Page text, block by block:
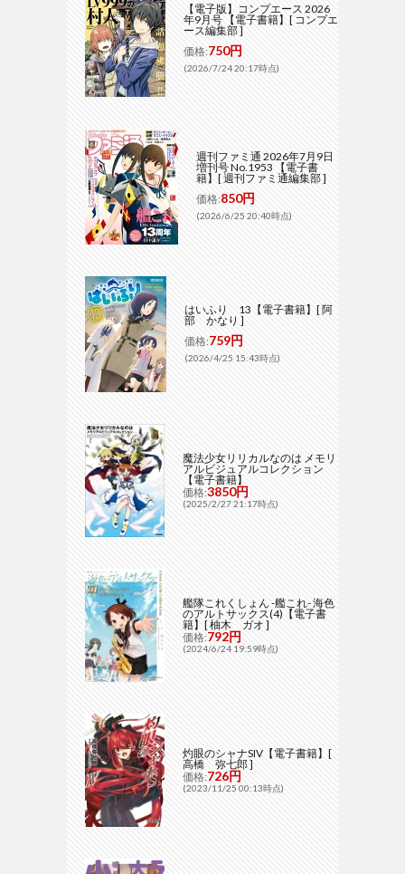
【電子版】コンプエース 2026
年9月号 【電子書籍】[ コンプエ
ース編集部 ]
価格:750円
(2026/7/24 20:17時点)
週刊ファミ通 2026年7月9日
増刊号 No.1953 【電子書
籍】[ 週刊ファミ通編集部 ]
価格:850円
(2026/6/25 20:40時点)
はいふり 13【電子書籍】[ 阿
部 かなり ]
価格:759円
(2026/4/25 15:43時点)
魔法少女リリカルなのは メモリ
アルビジュアルコレクション
【電子書籍】
価格:3850円
(2025/2/27 21:17時点)
艦隊これくしょん -艦これ- 海色
のアルトサックス(4)【電子書
籍】[ 柚木 ガオ ]
価格:792円
(2024/6/24 19:59時点)
灼眼のシャナSIV【電子書籍】[
高橋 弥七郎 ]
価格:726円
(2023/11/25 00:13時点)